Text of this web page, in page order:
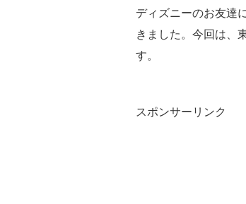
ディズニーのお友達
きました。今回は、
す。
スポンサーリンク